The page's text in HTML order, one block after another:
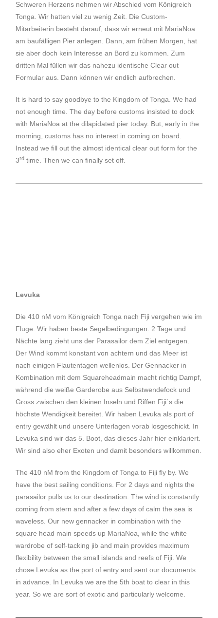
Schweren Herzens nehmen wir Abschied vom Königreich
Tonga. Wir hatten viel zu wenig Zeit. Die Custom-
Mitarbeiterin besteht darauf, dass wir erneut mit MariaNoa
am baufälligen Pier anlegen. Dann, am frühen Morgen, hat
sie aber doch kein Interesse an Bord zu kommen. Zum
dritten Mal füllen wir das nahezu identische Clear out
Formular aus. Dann können wir endlich aufbrechen.
It is hard to say goodbye to the Kingdom of Tonga. We had
not enough time. The day before customs insisted to dock
with MariaNoa at the dilapidated pier today. But, early in the
morning, customs has no interest in coming on board.
Instead we fill out the almost identical clear out form for the
3rd time. Then we can finally set off.
Levuka
Die 410 nM vom Königreich Tonga nach Fiji vergehen wie im
Fluge. Wir haben beste Segelbedingungen. 2 Tage und
Nächte lang zieht uns der Parasailor dem Ziel entgegen.
Der Wind kommt konstant von achtern und das Meer ist
nach einigen Flautentagen wellenlos. Der Gennacker in
Kombination mit dem Squareheadmain macht richtig Dampf,
während die weiße Garderobe aus Selbstwendefock und
Gross zwischen den kleinen Inseln und Riffen Fiji`s die
höchste Wendigkeit bereitet. Wir haben Levuka als port of
entry gewählt und unsere Unterlagen vorab losgeschickt. In
Levuka sind wir das 5. Boot, das dieses Jahr hier einklariert.
Wir sind also eher Exoten und damit besonders willkommen.
The 410 nM from the Kingdom of Tonga to Fiji fly by. We
have the best sailing conditions. For 2 days and nights the
parasailor pulls us to our destination. The wind is constantly
coming from stern and after a few days of calm the sea is
waveless. Our new gennacker in combination with the
square head main speeds up MariaNoa, while the white
wardrobe of self-tacking jib and main provides maximum
flexibility between the small islands and reefs of Fiji. We
chose Levuka as the port of entry and sent our documents
in advance. In Levuka we are the 5th boat to clear in this
year. So we are sort of exotic and particularly welcome.